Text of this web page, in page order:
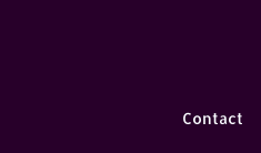
Contact